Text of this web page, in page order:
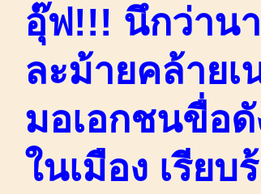
อุ๊ฟ!!! นึกว่าน
ละม้ายคล้าย
มอเอกชนขื่อ
ในเมือง เรีย